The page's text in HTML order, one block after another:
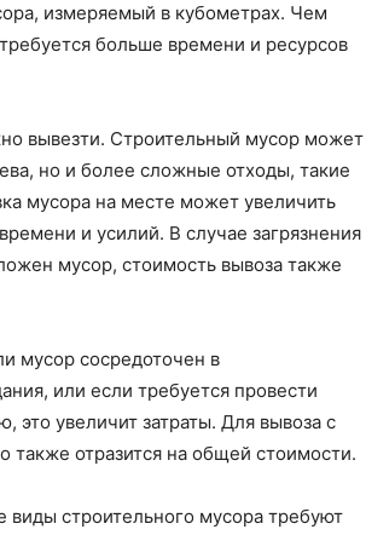
измеряемый в кубометрах. Чем
больше времени и ресурсов
вывезти. Строительный мусор может
но и более сложные отходы, такие
мусора на месте может увеличить
и усилий. В случае загрязнения
мусор, стоимость вывоза также
мусор сосредоточен в
или если требуется провести
это увеличит затраты. Для вывоза с
также отразится на общей стоимости.
виды строительного мусора требуют